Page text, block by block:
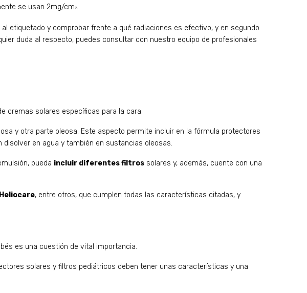
se usan 2mg/cm2.
etiquetado y comprobar frente a qué radiaciones es efectivo, y en segundo
duda al respecto, puedes consultar con nuestro equipo de profesionales
cremas solares específicas para la cara.
y otra parte oleosa. Este aspecto permite incluir en la fórmula protectores
en agua y también en sustancias oleosas.
pueda incluir diferentes filtros solares y, además, cuente con una
Heliocare, entre otros, que cumplen todas las características citadas, y
es una cuestión de vital importancia.
solares y filtros pediátricos deben tener unas características y una